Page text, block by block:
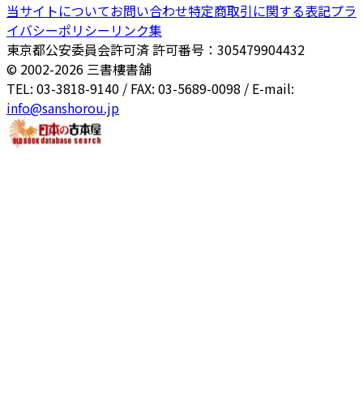
当サイトについてお問い合わせ特定商取引に関する表記プラ
イバシーポリシー リンク集
東京都公安委員会許可済 許可番号：305479904432
© 2002-2026 三書樓書舗
TEL: 03-3818-9140 / FAX: 03-5689-0098 / E-mail:
info@sanshorou.jp